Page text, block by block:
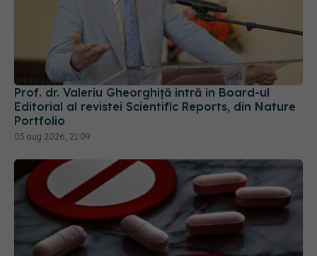
Prof. dr. Valeriu Gheorghiță intră în Board-ul
Editorial al revistei Scientific Reports, din Nature
Portfolio
05 aug 2026, 21:09